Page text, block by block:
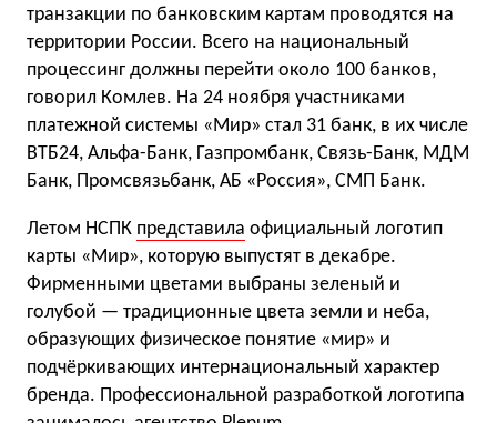
транзакции по банковским картам проводятся на
территории России. Всего на национальный
процессинг должны перейти около 100 банков,
говорил Комлев. На 24 ноября участниками
платежной системы «Мир» стал 31 банк, в их числе
ВТБ24, Альфа-Банк, Газпромбанк, Связь-Банк, МДМ
Банк, Промсвязьбанк, АБ «Россия», СМП Банк.
Летом НСПК представила официальный логотип
карты «Мир», которую выпустят в декабре.
Фирменными цветами выбраны зеленый и
голубой — традиционные цвета земли и неба,
образующих физическое понятие «мир» и
подчёркивающих интернациональный характер
бренда. Профессиональной разработкой логотипа